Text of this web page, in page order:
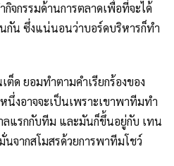
จกรรมด้านการตลาดเพื่อที่จะได้
กัน ซึ่งแน่นอนว่าบอร์ดบริหารก็ทำ
ด ยอมทำตามคำเรียกร้องของ
นึ่งอาจจะเป็นเพราะเขาพาทีมทำ
ลแรกกับทีม และมันก็ขึ้นอยู่กับ เทน
จากสโมสรด้วยการพาทีมโชว์